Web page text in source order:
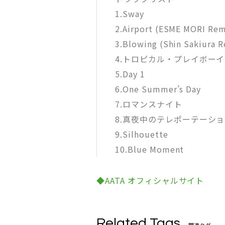
1.Sway
2.Airport (ESME MORI
3.Blowing (Shin Sakiura
4.トロピカル・プレイボーイ
5.Day 1
6.One Summer’s Day
7.ロマンスナイト
8.真夜中のテレポーテーシ
9.Silhouette
10.Blue Moment
◆AATA オフィシャルサイト